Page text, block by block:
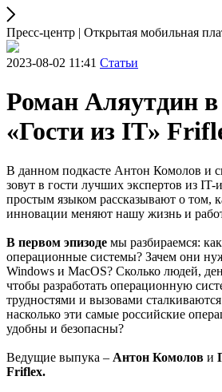
Пресс-центр | Открытая мобильная
2023-08-02 11:41 Статьи
Роман Аляутдин в
«Гости из IT»
В данном подкасте Антон Комолов и
зовут в гости лучших экспертов из IT-
простым языком рассказывают о том,
инновации меняют нашу жизнь и
В первом эпизоде мы разбираемся:
операционные системы? Зачем они
Windows и MacOS? Сколько людей,
чтобы разработать операционную
трудностями и вызовами
насколько эти самые российские
удобны и безопасны?
Ведущие выпука – Антон Комолов и
Friflex.